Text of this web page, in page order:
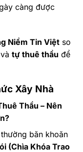
càng được
Niềm Tin Việt so
và tự thuê thầu để
Xây Nhà
Thầu – Nên
băn khoăn
(Chìa Khóa Trao